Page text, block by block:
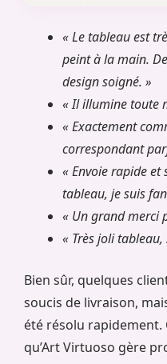
« Le tableau est
peint à la main.
design soigné. »
« Il illumine toute
« Exactement
correspondant
« Envoie rapide et
tableau, je suis
« Un grand merci
« Très joli tableau,
Bien sûr, quelques
soucis de livraison,
été résolu rapidement.
qu’Art Virtuoso gère